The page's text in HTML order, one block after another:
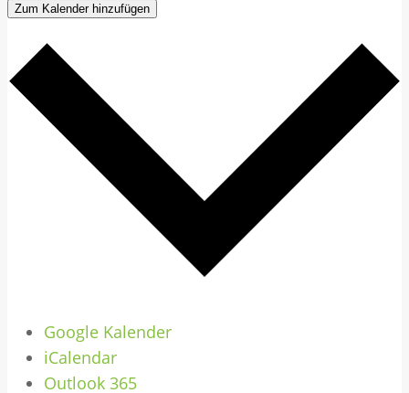
Zum Kalender hinzufügen
Google Kalender
iCalendar
Outlook 365